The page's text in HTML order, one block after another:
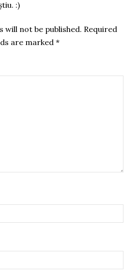
:)
will not be published. Required
are marked*